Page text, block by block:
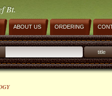
Bt.
ABOUT US ORDERING
title